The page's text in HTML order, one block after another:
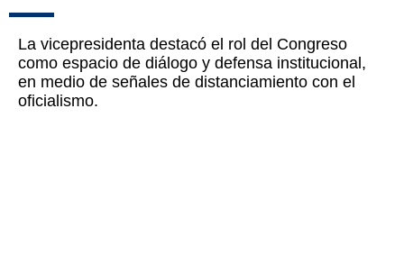
La vicepresidenta destacó el rol del Congreso
como espacio de diálogo y defensa institucional,
en medio de señales de distanciamiento con el
oficialismo.